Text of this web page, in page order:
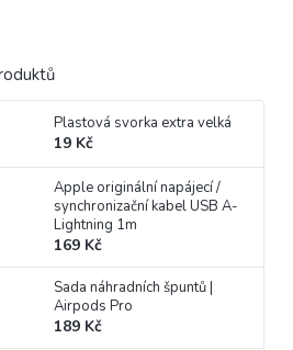
Plastová svorka extra velká
19 Kč
Apple originální napájecí /
synchronizační kabel USB A-
Lightning 1m
169 Kč
Sada náhradních špuntů |
Airpods Pro
189 Kč